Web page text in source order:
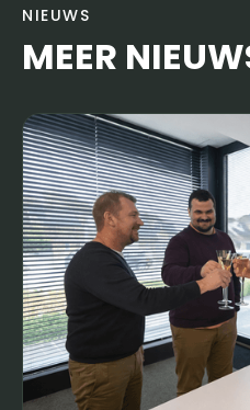
NIEUWS
MEER